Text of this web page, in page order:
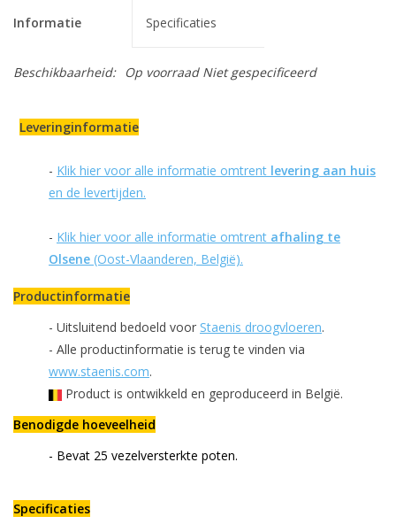
Informatie Specificaties
Beschikbaarheid: Op voorraad Niet gespecificeerd
Leveringinformatie
- Klik hier voor alle informatie omtrent levering aan huis
en de levertijden.
- Klik hier voor alle informatie omtrent afhaling te
Olsene (Oost-Vlaanderen, België).
Productinformatie
- Uitsluitend bedoeld voor Staenis droogvloeren.
- Alle productinformatie is terug te vinden via
www.staenis.com.
Product is ontwikkeld en geproduceerd in België.
Benodigde hoeveelheid
- Bevat 25 vezelversterkte poten.
Specificaties